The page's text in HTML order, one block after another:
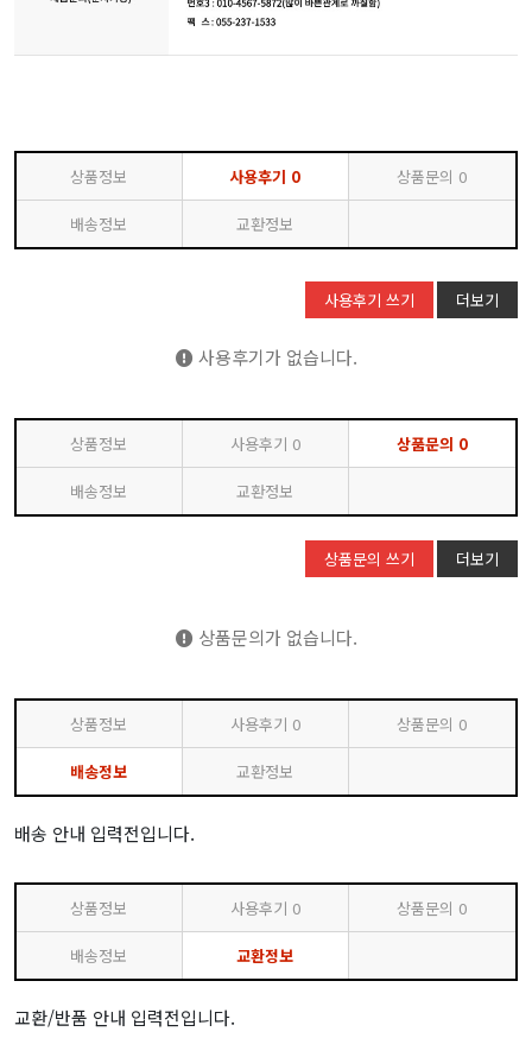
상품정보 사용후기 0 상품문의 0
배송정보 교환정보
사용후기 쓰기 더보기
사용후기가 없습니다.
상품정보 사용후기 0 상품문의 0
배송정보 교환정보
상품문의 쓰기 더보기
상품문의가 없습니다.
상품정보 사용후기 0 상품문의 0
배송정보 교환정보
배송 안내 입력전입니다.
상품정보 사용후기 0 상품문의 0
배송정보 교환정보
교환/반품 안내 입력전입니다.